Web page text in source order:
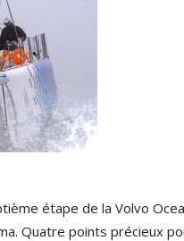
étape de la Volvo
Quatre points précieux